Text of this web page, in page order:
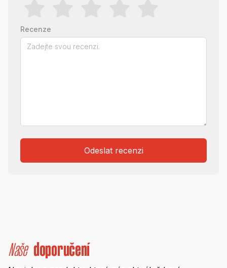
Recenze
Odeslat recenzi
Naše doporučení